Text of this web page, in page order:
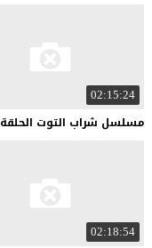
02:15:24
مسلسل شراب التوت الحلقة
02:18:54